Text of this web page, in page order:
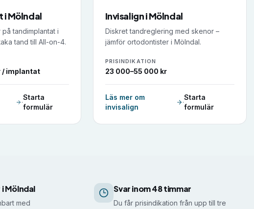
iMölndal
tandimplantat i
tand till All-on-4.
/ implantat
·
Starta
formulär
InvisaligniMölndal
Diskret tandreglering med skenor –
jämför ortodontister i Mölndal.
PRISINDIKATION
23 000–55 000 kr
Läs mer om
invisalign
·
Starta
formulär
Mölndal
Mölndal
med
Svar inom 48 timmar
Du får prisindikation från upp till tre